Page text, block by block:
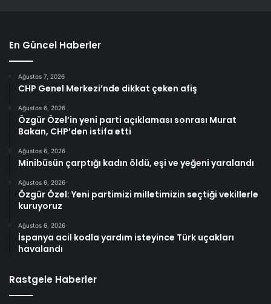
En Güncel Haberler
Ağustos 7, 2026
CHP Genel Merkezi’nde dikkat çeken afiş
Ağustos 6, 2026
Özgür Özel’in yeni parti açıklaması sonrası Murat
Bakan, CHP’den istifa etti
Ağustos 6, 2026
Minibüsün çarptığı kadın öldü, eşi ve yeğeni yaralandı
Ağustos 6, 2026
Özgür Özel: Yeni partimizi milletimizin seçtiği vekillerle
kuruyoruz
Ağustos 6, 2026
İspanya acil kodla yardım isteyince Türk uçakları
havalandı
Rastgele Haberler